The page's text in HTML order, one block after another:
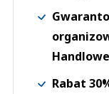
Handlowe
Rabat